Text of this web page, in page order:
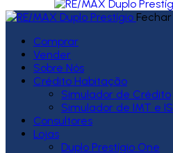
Fechar
Comprar
Vender
Sobre Nós
Crédito Habitação
Simulador de Crédito
Simulador de IMT e IS
Consultores
Lojas
Duplo Prestígio One